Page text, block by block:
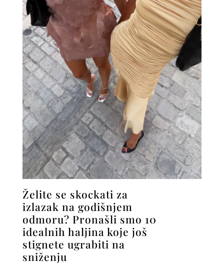
Želite se skockati za
izlazak na godišnjem
odmoru? Pronašli smo 10
idealnih haljina koje još
stignete ugrabiti na
sniženju